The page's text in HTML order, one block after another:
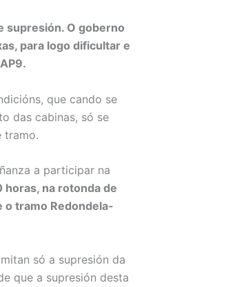
supresión. O goberno
para logo dificultar e
que cando se
das cabinas, só se
tramo.
a participar na
na rotonda de
o tramo Redondela-
só a supresión da
que a supresión desta